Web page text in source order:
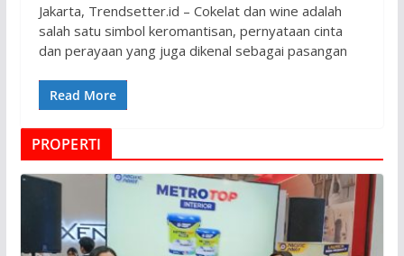
Jakarta, Trendsetter.id – Cokelat dan wine adalah
salah satu simbol keromantisan, pernyataan cinta
dan perayaan yang juga dikenal sebagai pasangan
Read More
PROPERTI